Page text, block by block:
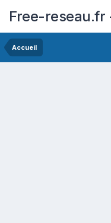
Free-reseau.fr
Accueil